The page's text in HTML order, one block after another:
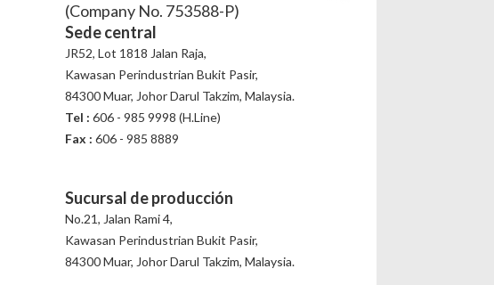
(Company No. 753588-P)
Sede central
JR52, Lot 1818 Jalan Raja,
Kawasan Perindustrian Bukit Pasir,
84300 Muar, Johor Darul Takzim, Malaysia.
Tel : 606 - 985 9998 (H.Line)
Fax : 606 - 985 8889
Sucursal de producción
No.21, Jalan Rami 4,
Kawasan Perindustrian Bukit Pasir,
84300 Muar, Johor Darul Takzim, Malaysia.